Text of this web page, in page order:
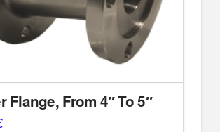
Flange, From 4″ To 5″